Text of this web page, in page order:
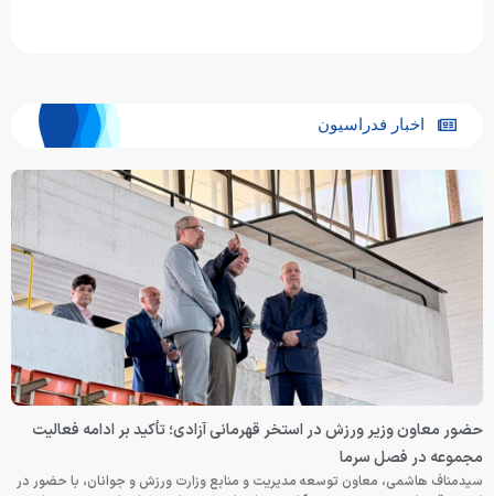
اخبار فدراسیون
حضور معاون وزیر ورزش در استخر قهرمانی آزادی؛ تأکید بر ادامه فعالیت
مجموعه در فصل سرما
سیدمناف هاشمی، معاون توسعه مدیریت و منابع وزارت ورزش و جوانان، با حضور در